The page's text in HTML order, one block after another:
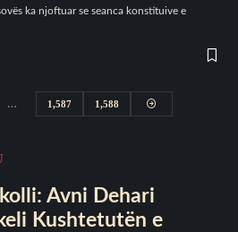
ka njoftuar se seanca konstituive e
… 1,587 1,588
Avni Dehari
Kushtetutën e